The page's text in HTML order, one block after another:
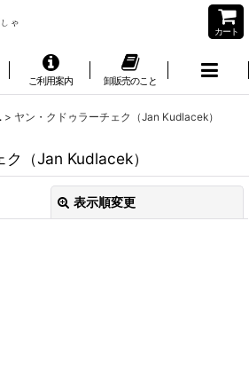
カート
ご利用案内 卸販売のこと
> ヤン・クドゥラーチェク（Jan Kudlacek）
（Jan Kudlacek）
表示順変更